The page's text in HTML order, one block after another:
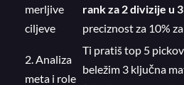
merljive
ciljeve
rank za 2 divizije u
preciznost za 10%
2. Analiza
meta i role
Ti pratiš top 5
beležim 3 ključna